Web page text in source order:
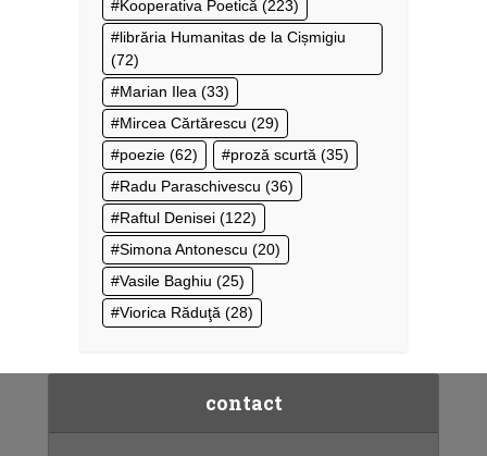
Kooperativa Poetică (223)
librăria Humanitas de la Cișmigiu
(72)
Marian Ilea (33)
Mircea Cărtărescu (29)
poezie (62) proză scurtă (35)
Radu Paraschivescu (36)
Raftul Denisei (122)
Simona Antonescu (20)
Vasile Baghiu (25)
Viorica Răduţă (28)
contact